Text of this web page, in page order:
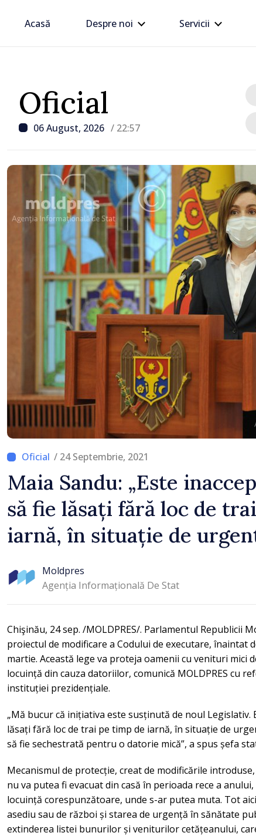
Acasă Despre noi Servicii
Oficial
06 August, 2026 / 22:57
/ 24 Septembrie, 2021
Maia Sandu: „Este
să fie lăsați fără loc de
iarnă, în situație de
Moldpres
Agenția Informațională De Stat
Chişinău, 24 sep. /MOLDPRES/. Parlamentul Republicii
proiectul de modificare a Codului de executare, înaintat
martie. Această lege va proteja oamenii cu venituri mici
locuință din cauza datoriilor, comunică MOLDPRES cu
instituției prezidențiale.
„Mă bucur că inițiativa este susținută de noul Legislativ.
lăsați fără loc de trai pe timp de iarnă, în situație de
să fie sechestrată pentru o datorie mică”, a spus șefa
Mecanismul de protecție, creat de modificările
nu va putea fi evacuat din casă în perioada rece a
locuință corespunzătoare, unde s-ar putea muta. Tot
asediu sau de război și starea de urgență în sănătate
extinderea listei bunurilor și veniturilor cetățeanului,
/ Acum 37 minute
Republica Moldova
procesul de integrare
Maia Sandu: „Nu ne
niciun stat”